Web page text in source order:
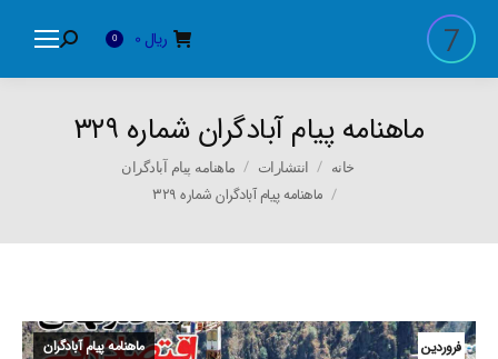
ریال 0
Search:
ماهنامه پیام آبادگران شماره ۳۲۹
خانه انتشارات ماهنامه پیام آبادگران
ماهنامه پیام آبادگران شماره ۳۲۹
فروردین ماهنامه پیام آبادگران